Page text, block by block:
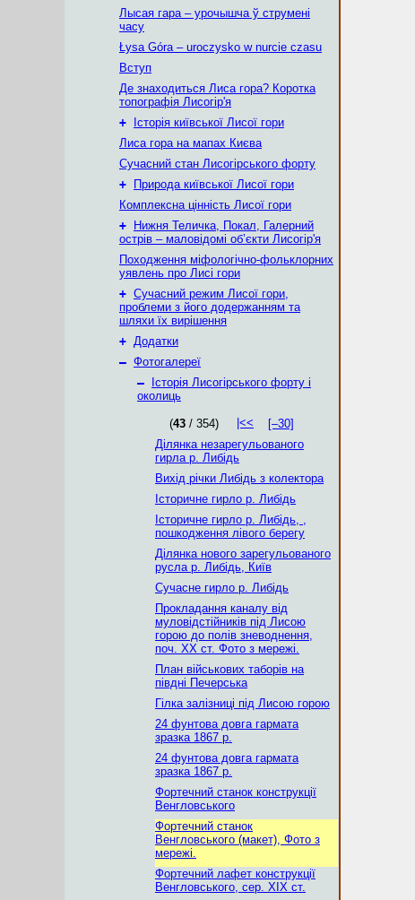
Лысая гара – урочышча ў струмені
часу
Łysa Góra – uroczysko w nurcie czasu
Вступ
Де знаходиться Лиса гора? Коротка
топографія Лисогір'я
+
Історія київської Лисої гори
Лиса гора на мапах Києва
Сучасний стан Лисогірського форту
+
Природа київської Лисої гори
Комплексна цінність Лисої гори
+
Нижня Теличка, Покал, Галерний
острів – маловідомі об’єкти Лисогір'я
Походження міфологічно-фольклорних
уявлень про Лисі гори
+ Сучасний режим Лисої гори,
проблеми з його додержанням та
шляхи їх вирішення
+ Додатки
– Фотогалереї
–
Історія Лисогірського форту і
околиць
(43 / 354) |<<
[–30]
Ділянка незарегульованого
гирла р. Либідь
Вихід річки Либідь з колектора
Історичне гирло р. Либідь
Історичне гирло р. Либідь, ,
пошкодження лівого берегу
Ділянка нового зарегульованого
русла р. Либідь, Київ
Сучасне гирло р. Либідь
Прокладання каналу від
муловідстійників під Лисою
горою до полів зневоднення,
поч. ХХ ст. Фото з мережі.
План військових таборів на
півдні Печерська
Гілка залізниці під Лисою горою
24 фунтова довга гармата
зразка 1867 р.
24 фунтова довга гармата
зразка 1867 р.
Фортечний станок конструкції
Венгловського
Фортечний станок
Венгловського (макет), Фото з
мережі.
Фортечний лафет конструкції
Венгловського, сер. ХІХ ст.